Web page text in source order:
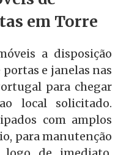
em Torre
a disposição
e janelas nas
para chegar
local solicitado.
com amplos
para manutenção